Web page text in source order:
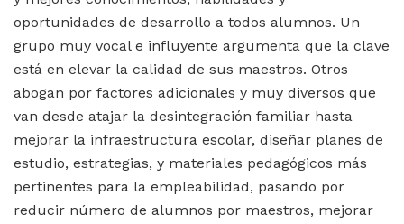
oportunidades de desarrollo a todos alumnos. Un
grupo muy vocal e influyente argumenta que la clave
está en elevar la calidad de sus maestros. Otros
abogan por factores adicionales y muy diversos que
van desde atajar la desintegración familiar hasta
mejorar la infraestructura escolar, diseñar planes de
estudio, estrategias, y materiales pedagógicos más
pertinentes para la empleabilidad, pasando por
reducir número de alumnos por maestros, mejorar